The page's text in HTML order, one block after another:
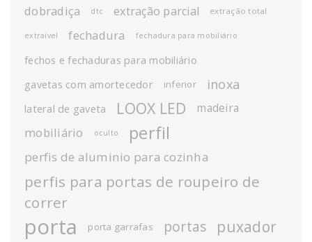
dobradiça dtc extração parcial extração total
extraível fechadura fechadura para mobiliário
fechos e fechaduras para mobiliário
gavetas com amortecedor
inferior inoxa
lateral de gaveta LOOX LED madeira
mobiliário oculto perfil
perfis de aluminio para cozinha
perfis para portas de roupeiro de
correr
porta porta garrafas portas puxador